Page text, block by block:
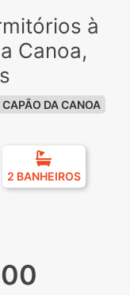
à
Canoa,
CAPÃO DA CANOA
2 BANHEIROS